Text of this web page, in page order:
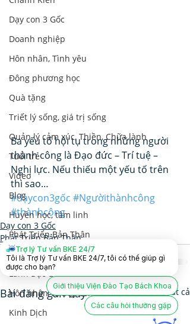
Dạy con 3 Gốc
Doanh nghiệp
Hôn nhân, Tình yêu
Đông phương học
Quà tặng
Triết lý sống, giá trị sống
Quản lý cảm xúc, Thiền, Chữa lành
Tuổi trẻ
Video
Blog
Huyền học, tâm linh
Phát Triển Bản Thân
Nhân Tướng Học
Lãnh Đạo Doanh Nghiệp
Hôn nhân và Dạy con
Kinh Dịch
Ba yếu tố hội tụ trong những người
thành công là Đạo đức – Trí tuệ –
Nghị lực. Nếu thiếu một yếu tố trên
thì sao…
#dạycon3gốc #Ngườithànhcông
#thànhcông
Dạy con 3 Gốc
Phát Triển Bản Thân
Bài đăng gần đây Xem tất cả
Trợ lý Tư vấn BKE 24/7
Tôi là Trợ lý Tư vấn BKE 24/7, tôi có thể giúp gì
được cho bạn?
Giới thiệu Viện Đào Tạo Bách Khoa
Các câu hỏi thường gặp